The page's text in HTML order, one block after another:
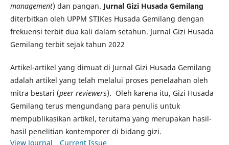
management) dan pangan. Jurnal Gizi Husada Gemilang
diterbitkan oleh UPPM STIKes Husada Gemilang dengan
frekuensi terbit dua kali dalam setahun. Jurnal Gizi Husada
Gemilang terbit sejak tahun 2022
Artikel-artikel yang dimuat di Jurnal Gizi Husada Gemilang
adalah artikel yang telah melalui proses penelaahan oleh
mitra bestari (peer reviewers). Oleh karena itu, Gizi Husada
Gemilang terus mengundang para penulis untuk
mempublikasikan artikel, terutama yang merupakan hasil-
hasil penelitian kontemporer di bidang gizi.
View Journal
Current Issue